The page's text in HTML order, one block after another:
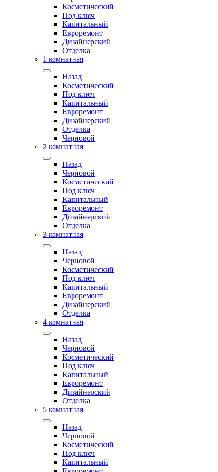
Косметический
Под ключ
Капитальный
Евроремонт
Дизайнерский
Отделка
1 комнатная
Назад
Косметический
Под ключ
Капитальный
Евроремонт
Дизайнерский
Отделка
Черновой
2 комнатная
Назад
Черновой
Косметический
Под ключ
Капитальный
Евроремонт
Дизайнерский
Отделка
3 комнатная
Назад
Черновой
Косметический
Под ключ
Капитальный
Евроремонт
Дизайнерский
Отделка
4 комнатная
Назад
Черновой
Косметический
Под ключ
Капитальный
Евроремонт
Дизайнерский
Отделка
5 комнатная
Назад
Черновой
Косметический
Под ключ
Капитальный